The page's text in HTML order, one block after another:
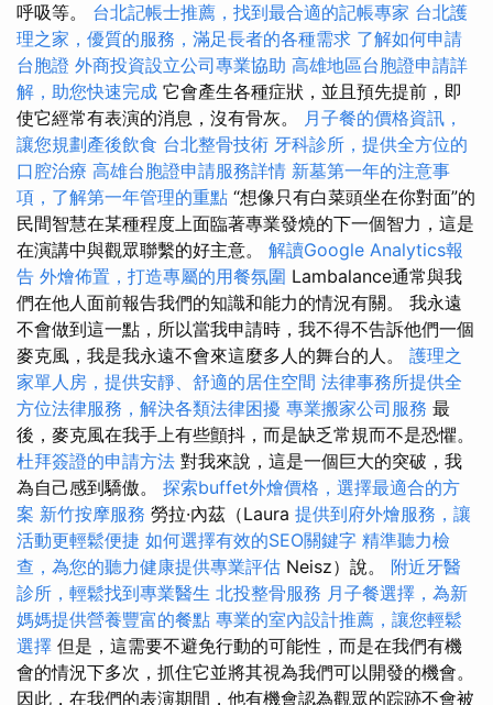
呼吸等。 台北記帳士推薦，找到最合適的記帳專家 台北護
理之家，優質的服務，滿足長者的各種需求 了解如何申請
台胞證 外商投資設立公司專業協助 高雄地區台胞證申請詳
解，助您快速完成 它會產生各種症狀，並且預先提前，即
使它經常有表演的消息，沒有骨灰。 月子餐的價格資訊，
讓您規劃產後飲食 台北整骨技術 牙科診所，提供全方位的
口腔治療 高雄台胞證申請服務詳情 新墓第一年的注意事
項，了解第一年管理的重點 “想像只有白菜頭坐在你對面”的
民間智慧在某種程度上面臨著專業發燒的下一個智力，這是
在演講中與觀眾聯繫的好主意。 解讀Google Analytics報
告 外燴佈置，打造專屬的用餐氛圍 Lambalance通常與我
們在他人面前報告我們的知識和能力的情況有關。 我永遠
不會做到這一點，所以當我申請時，我不得不告訴他們一個
麥克風，我是我永遠不會來這麼多人的舞台的人。 護理之
家單人房，提供安靜、舒適的居住空間 法律事務所提供全
方位法律服務，解決各類法律困擾 專業搬家公司服務 最
後，麥克風在我手上有些顫抖，而是缺乏常規而不是恐懼。
杜拜簽證的申請方法 對我來說，這是一個巨大的突破，我
為自己感到驕傲。 探索buffet外燴價格，選擇最適合的方
案 新竹按摩服務 勞拉·內茲（Laura 提供到府外燴服務，讓
活動更輕鬆便捷 如何選擇有效的SEO關鍵字 精準聽力檢
查，為您的聽力健康提供專業評估 Neisz）說。 附近牙醫
診所，輕鬆找到專業醫生 北投整骨服務 月子餐選擇，為新
媽媽提供營養豐富的餐點 專業的室內設計推薦，讓您輕鬆
選擇 但是，這需要不避免行動的可能性，而是在我們有機
會的情況下多次，抓住它並將其視為我們可以開發的機會。
因此，在我們的表演期間，他有機會認為觀眾的踪跡不會被